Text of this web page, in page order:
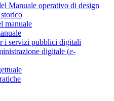
Manuale operativo di design
manuale
i servizi pubblici digitali
digitale (e-